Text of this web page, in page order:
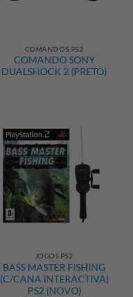
COMANDOS PS2
COMANDO SONY
DUALSHOCK 2 (PRETO)
JOGOS PS2
BASS MASTER FISHING
(C/CANA INTERACTIVA)
PS2 (NOVO)